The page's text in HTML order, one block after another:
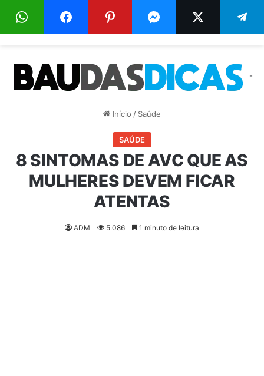
Menu
-
Início / Saúde
SAÚDE
8 SINTOMAS DE AVC QUE AS
MULHERES DEVEM FICAR
ATENTAS
ADM 5.086 1 minuto de leitura